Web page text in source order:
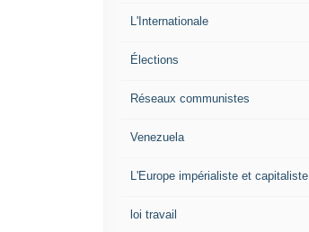
L'Internationale
Élections
Réseaux communistes
Venezuela
L'Europe impérialiste et capitaliste
loi travail